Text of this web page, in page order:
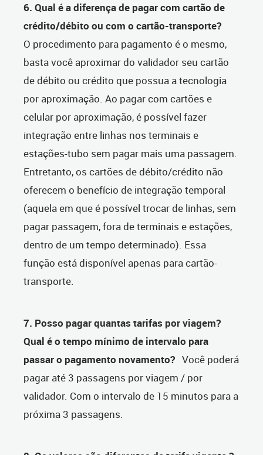
6. Qual é a diferença de pagar com cartão de
crédito/débito ou com o cartão-transporte?
O procedimento para pagamento é o mesmo,
basta você aproximar do validador seu cartão
de débito ou crédito que possua a tecnologia
por aproximação. Ao pagar com cartões e
celular por aproximação, é possível fazer
integração entre linhas nos terminais e
estações-tubo sem pagar mais uma passagem.
Entretanto, os cartões de débito/crédito não
oferecem o benefício de integração temporal
(aquela em que é possível trocar de linhas, sem
pagar passagem, fora de terminais e estações,
dentro de um tempo determinado). Essa
função está disponível apenas para cartão-
transporte.
7. Posso pagar quantas tarifas por viagem?
Qual é o tempo mínimo de intervalo para
passar o pagamento novamento? Você poderá
pagar até 3 passagens por viagem / por
validador. Com o intervalo de 15 minutos para a
próxima 3 passagens.